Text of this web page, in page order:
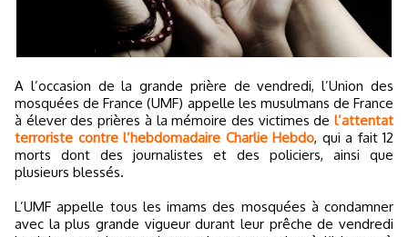
A l’occasion de la grande prière de vendredi, l’Union des
mosquées de France (UMF) appelle les musulmans de France
à élever des prières à la mémoire des victimes de l’attentat
terroriste contre l’hebdomadaire Charlie Hebdo, qui a fait 12
morts dont des journalistes et des policiers, ainsi que
plusieurs blessés.
L’UMF appelle tous les imams des mosquées à condamner
avec la plus grande vigueur durant leur prêche de vendredi